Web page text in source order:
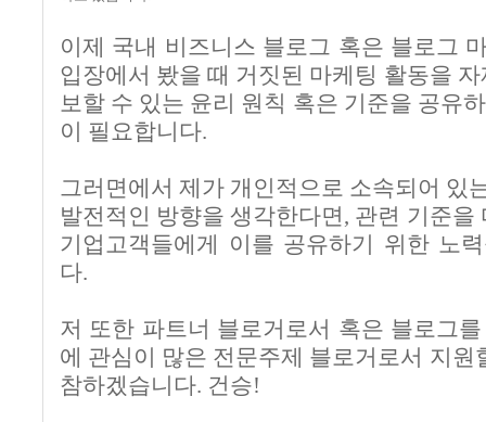
이제 국내 비즈니스 블로그 혹은 블로그
입장에서 봤을 때 거짓된 마케팅 활동을
보할 수 있는 윤리 원칙 혹은 기준을 공유
이 필요합니다.
그러면에서 제가 개인적으로 소속되어 있
발전적인 방향을 생각한다면, 관련 기준을
기업고객들에게 이를 공유하기 위한 노
다.
저 또한 파트너 블로거로서 혹은 블로그
에 관심이 많은 전문주제 블로거로서 지원
참하겠습니다. 건승!